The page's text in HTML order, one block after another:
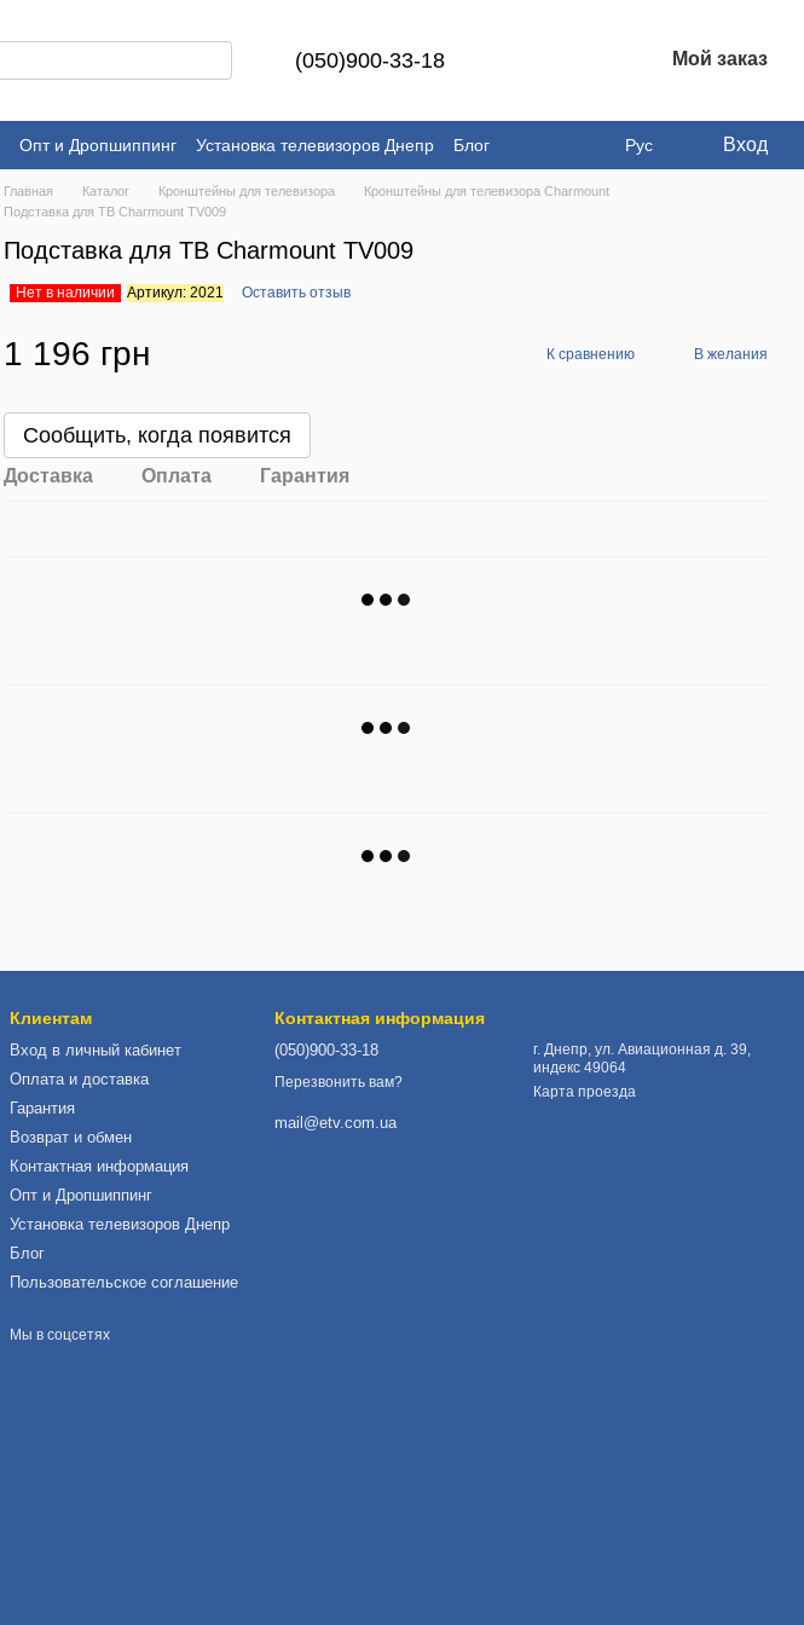
(050)900-33-18 Мой заказ
Опт и Дропшиппинг Установка телевизоров Днепр
Блог
Рус Вход
Главная Каталог Кронштейны для телевизора
Кронштейны для телевизора Charmount
Подставка для ТВ Charmount TV009
Подставка для ТВ Charmount TV009
Нет в наличии Артикул: 2021 Оставить отзыв
1 196 грн К сравнению В желания
Сообщить, когда появится
Доставка Оплата Гарантия
Клиентам
Вход в личный кабинет
Оплата и доставка
Гарантия
Возврат и обмен
Контактная информация
Опт и Дропшиппинг
Установка телевизоров Днепр
Блог
Пользовательское соглашение
Мы в соцсетях
Контактная информация
(050)900-33-18
Перезвонить вам?
mail@etv.com.ua
г. Днепр, ул. Авиационная д. 39,
индекс 49064
Карта проезда